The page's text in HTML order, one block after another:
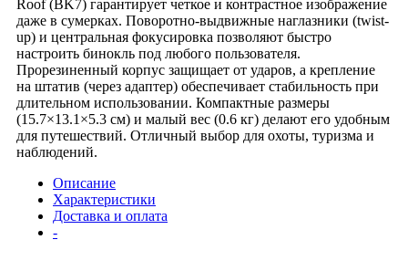
Roof (BK7) гарантирует четкое и контрастное изображение
даже в сумерках. Поворотно-выдвижные наглазники (twist-
up) и центральная фокусировка позволяют быстро
настроить бинокль под любого пользователя.
Прорезиненный корпус защищает от ударов, а крепление
на штатив (через адаптер) обеспечивает стабильность при
длительном использовании. Компактные размеры
(15.7×13.1×5.3 см) и малый вес (0.6 кг) делают его удобным
для путешествий. Отличный выбор для охоты, туризма и
наблюдений.
Описание
Характеристики
Доставка и оплата
-